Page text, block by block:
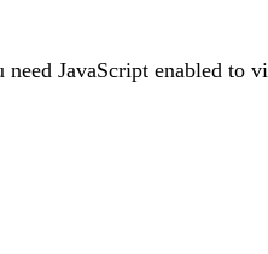
JavaScript enabled to